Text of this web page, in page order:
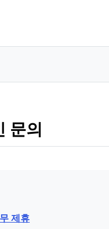
문의
제휴